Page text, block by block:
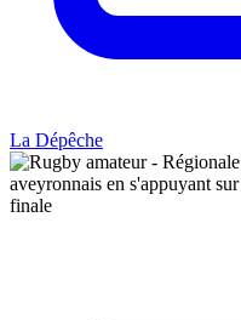
La Dépêche